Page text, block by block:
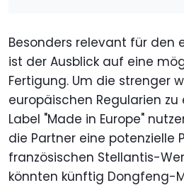
Besonders relevant für den
ist der Ausblick auf eine
Fertigung. Um die strenger
europäischen Regularien
Label "Made in Europe"
die Partner eine potenzielle
französischen Stellantis-
könnten künftig Dongfeng-